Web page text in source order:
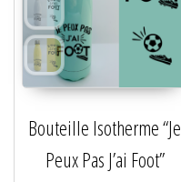
Bouteille Isotherme “Je
Peux Pas J’ai Foot”